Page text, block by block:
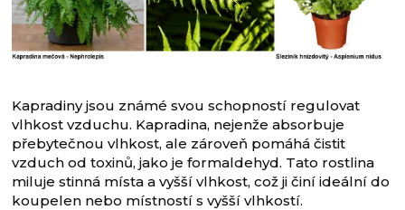
Kapradiny jsou známé svou schopností regulovat
vlhkost vzduchu. Kapradina, nejenže absorbuje
přebytečnou vlhkost, ale zároveň pomáhá čistit
vzduch od toxinů, jako je formaldehyd. Tato rostlina
miluje stinná místa a vyšší vlhkost, což ji činí ideální do
koupelen nebo místností s vyšší vlhkostí.